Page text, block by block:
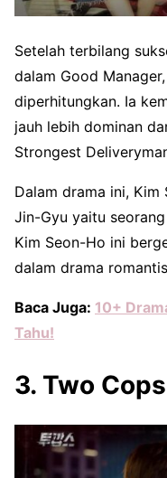
Setelah terbilang
dalam Good
diperhitungkan. Ia
jauh lebih dominan
Strongest
Dalam drama ini, Kim
Jin-Gyu yaitu
Kim Seon-Ho ini
dalam drama
Baca Juga: 10+
Tahu!
3. Two